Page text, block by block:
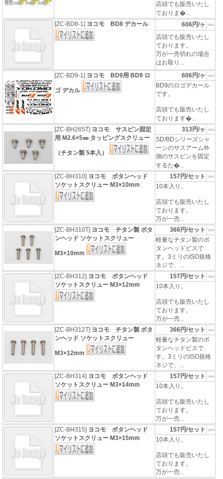
店頭でも販売いたし
ておりま�...
[ZC-BD8-1] ヨコモ BD8 デカール
606円/ヶ
店頭でも販売いたし
ております。
万が一売切れの場合
はお取り...
[ZC-BD9-1] ヨコモ BD9用 BD9 ロ
ゴ デカル
606円/ヶ
BD9のロゴデカール
です。
店頭でも販売いたし
ております�...
[ZC-BH265T] ヨコモ サスピン固定
用 M2.6×5㎜ タッピングスクリュー
（チタン製 5本入）
313円/ヶ
SD/BDシリーズシャ
ーシのサスアーム外
側のサスピンを固定
するた�...
[ZC-BH310] ヨコモ ボタンヘッド
ソケットスクリュー M3×10mm
157円/セット
10本入り。
店頭でも販売いたし
ております。
万が一売...
[ZC-BH310T] ヨコモ チタン製 ボタ
ンヘッド ソケットスクリュー
M3×10mm
366円/セット
軽量なチタン製のボ
タンヘッドビスで
す。3ミリのISO規格
ネジで、...
[ZC-BH312] ヨコモ ボタンヘッド
ソケットスクリュー M3×12mm
157円/セット
10本入り。
店頭でも販売いたし
ております。
万が一売...
[ZC-BH312T] ヨコモ チタン製 ボタ
ンヘッド ソケットスクリュー
M3×12mm
366円/セット
軽量なチタン製のボ
タンヘッドビスで
す。3ミリのISO規格
ネジで、...
[ZC-BH314] ヨコモ ボタンヘッド
ソケットスクリュー M3×14mm
157円/セット
10本入り。
店頭でも販売いたし
ております。
万が一売...
[ZC-BH315] ヨコモ ボタンヘッド
ソケットスクリュー M3×15mm
157円/セット
10本入り。
店頭でも販売いたし
ております。
万が一売...